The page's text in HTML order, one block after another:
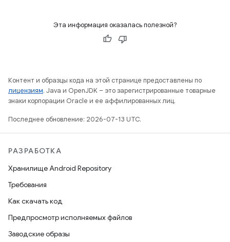
Эта информация оказалась полезной?
Контент и образцы кода на этой странице предоставлены по
лицензиям. Java и OpenJDK – это зарегистрированные товарные
знаки корпорации Oracle и ее аффилированных лиц.
Последнее обновление: 2026-07-13 UTC.
РАЗРАБОТКА
Хранилище Android Repository
Требования
Как скачать код
Предпросмотр исполняемых файлов
Заводские образы